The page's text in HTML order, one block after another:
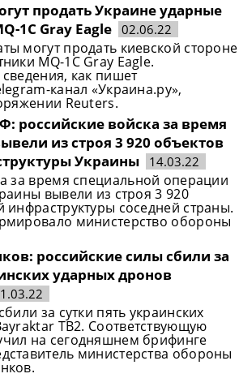
продать Украине ударные
1C Gray Eagle 02.06.22
могут продать киевской стороне
MQ-1C Gray Eagle.
как пишет
канал «Украина.ру»,
Reuters.
российские войска за время
из строя 3 920 объектов
Украины
14.03.22
за время специальной операции
вывели из строя 3 920
инфраструктуры соседней страны.
министерство обороны
российские силы сбили за
ударных дронов
за сутки пять украинских
TB2. Соответствующую
на сегодняшнем брифинге
министерства обороны